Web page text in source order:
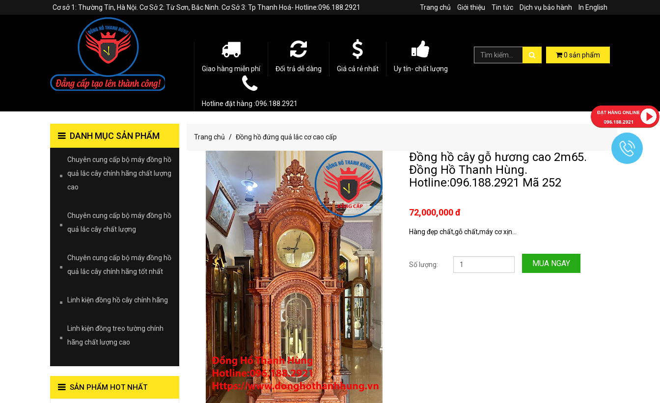
Trang chủ Giới thiệu Tin tức Dịch vụ bảo hành In English
Cơ sở 1: Thường Tín, Hà Nội. Cơ Sở 2: Từ Sơn, Bắc Ninh. Cơ Sở 3: Tp Thanh Hoá- Hotline:096.188.2921
Giao hàng miễn phí Đổi trả dễ dàng Giá cả rẻ nhất Uy tín- chất lượng
Hotline đặt hàng :096.188.2921
0 sản phẩm
Trang chủ Đồng hồ đứng quả lắc cơ cao cấp
Đồng hồ cây gỗ hương cao 2m65.
Đồng Hồ Thanh Hùng.
Hotline:096.188.2921 Mã 252
72,000,000 đ
Hàng đẹp chất,gỗ chất,máy cơ xịn...
Số lượng: MUA NGAY
DANH MỤC SẢN PHẨM
Chuyên cung cấp bộ máy đồng hồ
quả lắc cây chính hãng chất lượng
cao
Chuyên cung cấp bộ máy đồng hồ
quả lắc cây chất lượng
Chuyên cung cấp bộ máy đồng hồ
quả lắc cây chính hãng tốt nhất
Linh kiện đồng hồ cây chính hãng
Linh kiện đồng treo tường chính
hãng chất lượng cao
SẢN PHẨM HOT NHẤT